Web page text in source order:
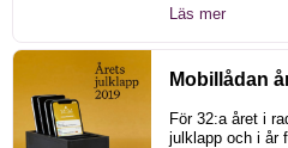
Läs mer
Mobillådan
För 32:a året i
julklapp och i år